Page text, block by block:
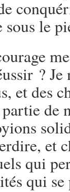
le
?
et des
de
et
qui
qui se